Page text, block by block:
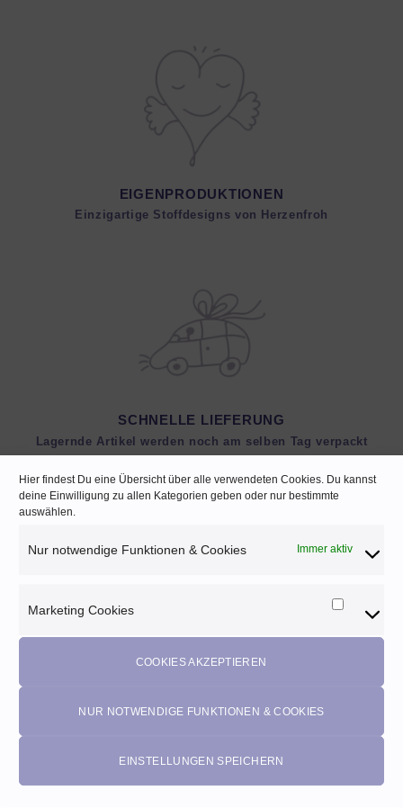
Hier findest Du eine Übersicht über alle verwendeten Cookies. Du kannst
deine Einwilligung zu allen Kategorien geben oder nur bestimmte
auswählen.
Nur notwendige Funktionen & Cookies Immer aktiv
Marketing Cookies
Cookies
COOKIES AKZEPTIEREN
NUR NOTWENDIGE FUNKTIONEN & COOKIES
EINSTELLUNGEN SPEICHERN
EIGENPRODUKTIONEN
Einzigartige Stoffdesigns von Herzenfroh
SCHNELLE LIEFERUNG
Lagernde Artikel werden noch am selben Tag verpackt
Melde dich für unseren Newsletter an und
Aktionenund
neue Produkte • Erhalte
auf deine
nächste Bestellung (Gutscheine ausgeschlossen)